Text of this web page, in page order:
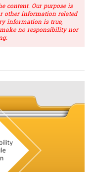
content. Our purpose is
other information related
information is true,
no responsibility nor